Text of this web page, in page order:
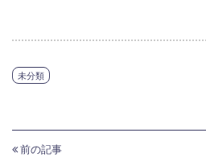
未分類
前の記事